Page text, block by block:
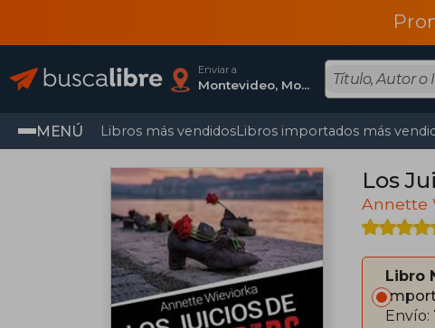
Enviar a
Montevideo, Montevideo
MENÚ Libros más vendidosLibros importados más
Los
Annette
Libro
Envío: